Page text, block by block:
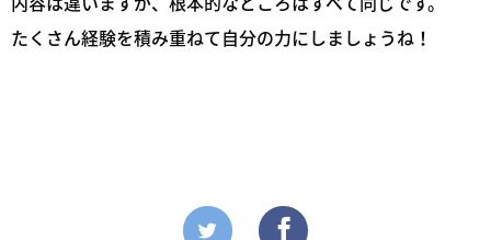
たくさん経験を積み重ねて自分の力にしましょうね！